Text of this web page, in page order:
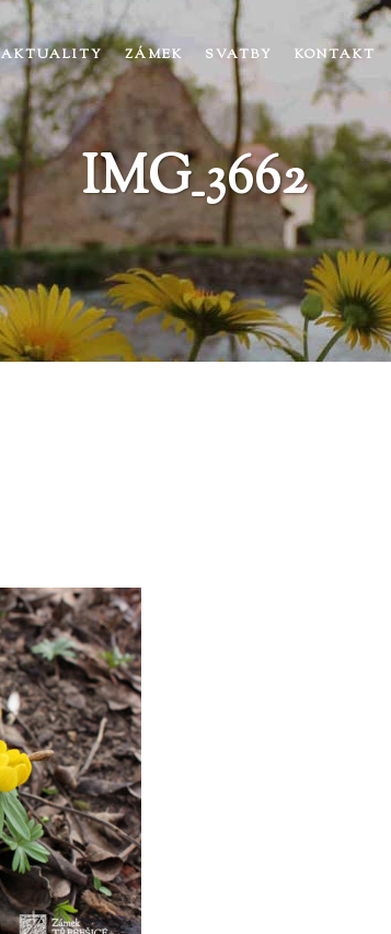
AKTUALITY ZÁMEK SVATBY KONTAKT
IMG_3662